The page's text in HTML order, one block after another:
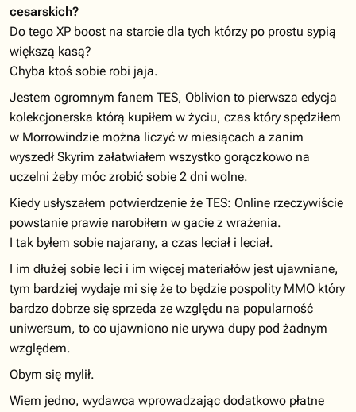
cesarskich?
Do tego XP boost na starcie dla tych którzy po prostu sypią
większą kasą?
Chyba ktoś sobie robi jaja.
Jestem ogromnym fanem TES, Oblivion to pierwsza edycja
kolekcjonerska którą kupiłem w życiu, czas który spędziłem
w Morrowindzie można liczyć w miesiącach a zanim
wyszedł Skyrim załatwiałem wszystko gorączkowo na
uczelni żeby móc zrobić sobie 2 dni wolne.
Kiedy usłyszałem potwierdzenie że TES: Online rzeczywiście
powstanie prawie narobiłem w gacie z wrażenia.
I tak byłem sobie najarany, a czas leciał i leciał.
I im dłużej sobie leci i im więcej materiałów jest ujawniane,
tym bardziej wydaje mi się że to będzie pospolity MMO który
bardzo dobrze się sprzeda ze względu na popularność
uniwersum, to co ujawniono nie urywa dupy pod żadnym
względem.
Obym się mylił.
Wiem jedno, wydawca wprowadzając dodatkowo płatne